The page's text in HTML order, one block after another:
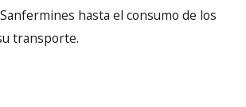
hasta el consumo de los
transporte.